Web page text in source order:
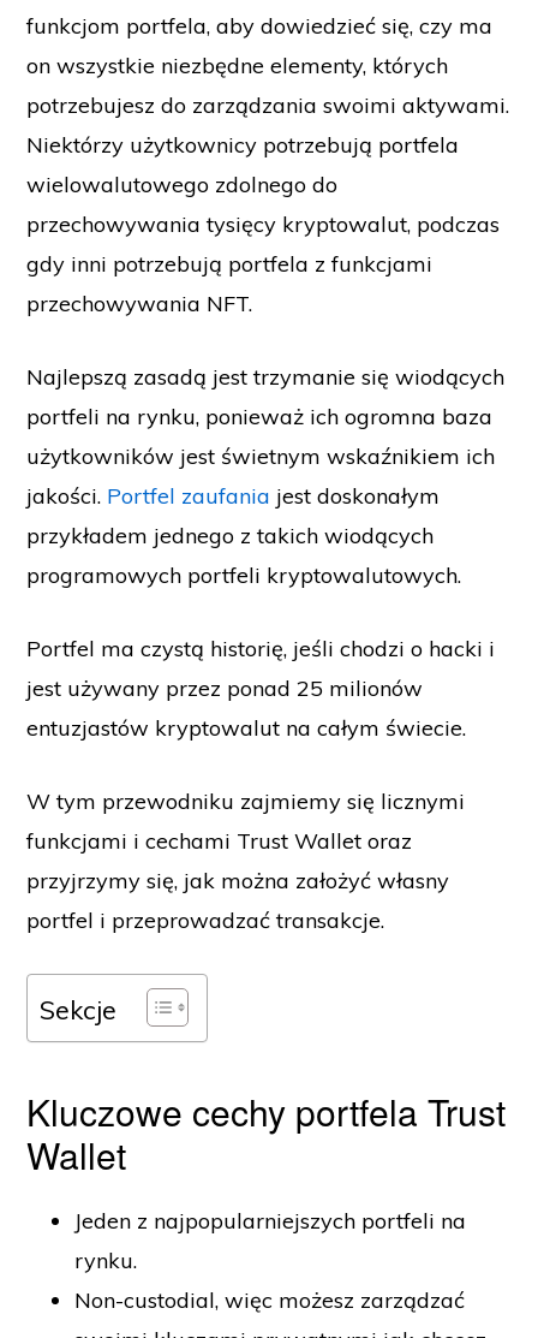
funkcjom portfela, aby dowiedzieć się, czy ma
on wszystkie niezbędne elementy, których
potrzebujesz do zarządzania swoimi aktywami.
Niektórzy użytkownicy potrzebują portfela
wielowalutowego zdolnego do
przechowywania tysięcy kryptowalut, podczas
gdy inni potrzebują portfela z funkcjami
przechowywania NFT.
Najlepszą zasadą jest trzymanie się wiodących
portfeli na rynku, ponieważ ich ogromna baza
użytkowników jest świetnym wskaźnikiem ich
jakości. Portfel zaufania jest doskonałym
przykładem jednego z takich wiodących
programowych portfeli kryptowalutowych.
Portfel ma czystą historię, jeśli chodzi o hacki i
jest używany przez ponad 25 milionów
entuzjastów kryptowalut na całym świecie.
W tym przewodniku zajmiemy się licznymi
funkcjami i cechami Trust Wallet oraz
przyjrzymy się, jak można założyć własny
portfel i przeprowadzać transakcje.
Sekcje
Kluczowe cechy portfela Trust
Wallet
Jeden z najpopularniejszych portfeli na
rynku.
Non-custodial, więc możesz zarządzać